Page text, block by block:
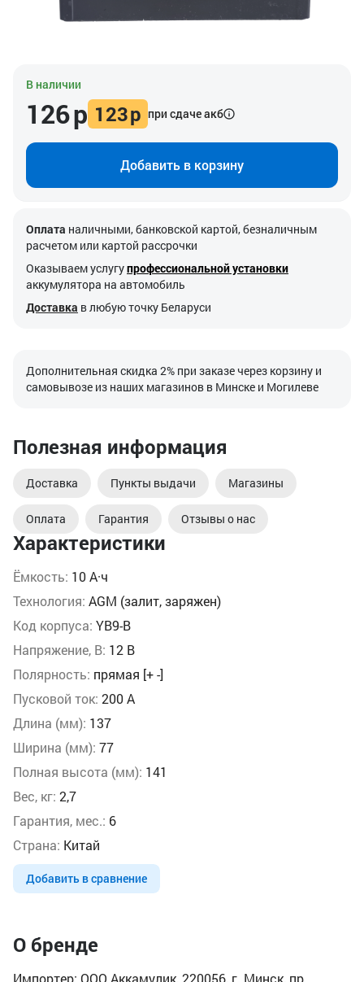
Характеристики
Ёмкость: 10 А·ч
Технология: AGM (залит, заряжен)
Код корпуса: YB9-B
Напряжение, В: 12 В
Полярность: прямая [+ -]
Пусковой ток: 200 А
Длина (мм): 137
Ширина (мм): 77
Полная высота (мм): 141
Вес, кг: 2,7
Гарантия, мес.: 6
Страна: Китай
Добавить в сравнение
В наличии
126р 123р при сдаче акб
Добавить в корзину
Оплата наличными, банковской картой, безналичным
расчетом или картой рассрочки
Оказываем услугупрофессиональной установки
аккумулятора на автомобиль
Доставка в любую точку Беларуси
Дополнительная скидка 2% при заказе через корзину и
самовывозе из наших магазинов в Минске и Могилеве
Полезная информация
Доставка Пункты выдачи Магазины
Оплата Гарантия Отзывы о нас
О бренде
Импортер: ООО Аккамулик, 220056, г. Минск, пр.